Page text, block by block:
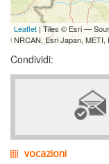
Leaflet | Tiles © Esri —
NRCAN, Esri Japan, METI,
Condividi:
vocazioni